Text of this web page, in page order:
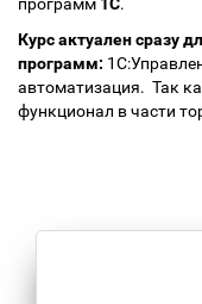
Курс актуален сразу
программ:
автоматизация. Так
функционал в части